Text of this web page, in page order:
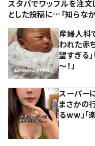
スタバでワッフルを注文
とした投稿に…「知らなか
産婦人科
われた赤
望すぎる
～！」
スーパー
まさかの
るww」「